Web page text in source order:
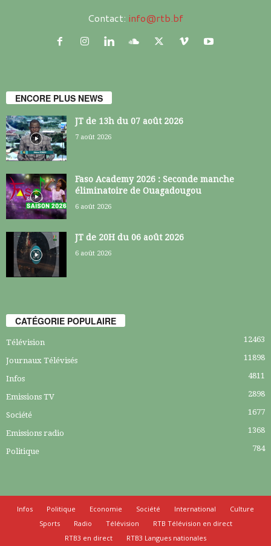
Contact: info@rtb.bf
ENCORE PLUS NEWS
JT de 13h du 07 août 2026
7 août 2026
Faso Academy 2026 : Seconde manche
éliminatoire de Ouagadougou
6 août 2026
JT de 20H du 06 août 2026
6 août 2026
CATÉGORIE POPULAIRE
Télévision 12463
Journaux Télévisés 11898
Infos 4811
Emissions TV 2898
Société 1677
Emissions radio 1368
Politique 784
Infos Politique Economie Société International
Culture
Sports
Radio Télévision
RTB Télévision en direct
RTB3 en direct
RTB3 Langues nationales